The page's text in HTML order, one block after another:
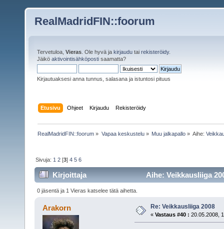
RealMadridFIN::foorum
Tervetuloa, Vieras . Ole hyvä ja kirjaudu tai rekisteröidy.
Jäikö aktivointisähköposti saamatta?
Kirjautuaksesi anna tunnus, salasana ja istuntosi pituus
Etusivu Ohjeet Kirjaudu Rekisteröidy
RealMadridFIN::foorum » Vapaa keskustelu» Muu jalkapallo» Aihe:
Sivuja: 1 2 [3]4 5 6
Kirjoittaja Aihe: Veikkausliiga
0 jäsentä ja 1 Vieras katselee tätä aihetta.
Arakorn Re: Veikkausliiga 2008
« Vastaus #40 : 20.05.2008,